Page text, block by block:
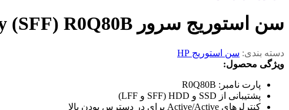
سن استوریج سرور HPE MSA 2062 SAN Storage Array (SFF) R0Q80B
دسته بندی: سن استوریج HP
ویژگی محصول:
پارت نامبر: R0Q80B
پشتیبانی از SSD و HDD (SFF و LFF)
کنترلرهای Active/Active برای در دسترس بودن بالا